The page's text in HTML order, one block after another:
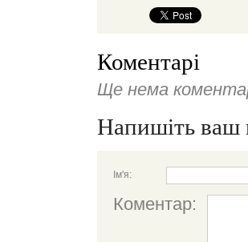
Коментарі
Ще нема
Напишіть ваш
Ім'я:
Коментар: